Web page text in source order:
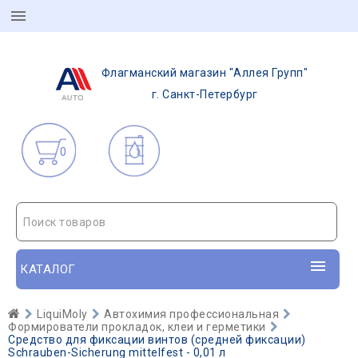
Флагманский магазин "Аллея Групп"
г. Санкт-Петербург
0
Поиск товаров
КАТАЛОГ
LiquiMoly
Автохимия профессиональная
Формирователи прокладок, клеи и герметики
Средство для фиксации винтов (средней фиксации)
Schrauben-Sicherung mittelfest - 0,01 л